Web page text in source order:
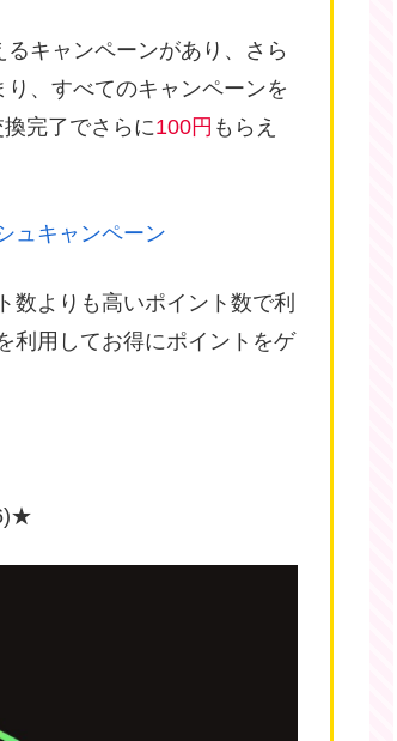
キャンペーンがあり、さら
り、すべてのキャンペーンを
完了でさらに100円 もらえ
ュキャンペーン
数よりも高いポイント数で利
利用してお得にポイントをゲ